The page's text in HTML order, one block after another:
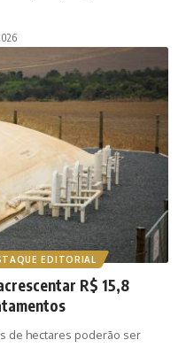
EDITORIAL
R$ 15,8
de hectares poderão ser